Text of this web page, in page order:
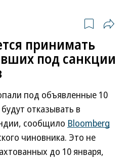
принимать
под санкции
под объявленные 10
отказывать в
сообщило Bloomberg
чиновника. Это не
до 10 января,